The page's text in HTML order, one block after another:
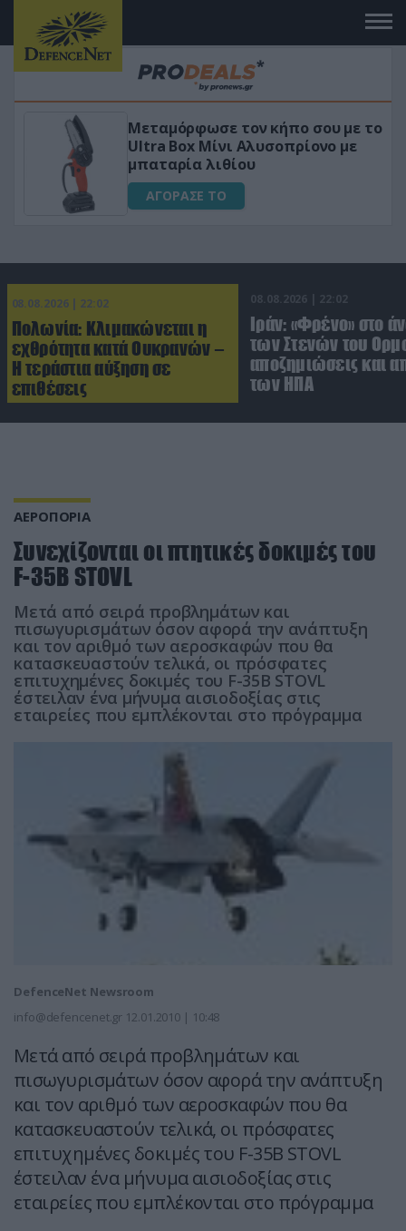
Μεταμόρφωσε τον κήπο σου με το
Ultra Box Μίνι Αλυσοπρίονο με
μπαταρία λιθίου
ΑΓΟΡΑΣΕ ΤΟ
08.08.2026 | 22:02
Πολωνία: Κλιμακώνεται η
εχθρότητα κατά Ουκρανών –
Η τεράστια αύξηση σε
επιθέσεις
08.08.2026 | 22:02
Ιράν: «Φρένο» στο
των Στενών του
αποζημιώσεις και
των ΗΠΑ
ΑΕΡΟΠΟΡΙΑ
Συνεχίζονται οι πτητικές δοκιμές του
F-35Β STOVL
Μετά από σειρά προβλημάτων και
πισωγυρισμάτων όσον αφορά την ανάπτυξη
και τον αριθμό των αεροσκαφών που θα
κατασκευαστούν τελικά, οι πρόσφατες
επιτυχημένες δοκιμές του F-35Β STOVL
έστειλαν ένα μήνυμα αισιοδοξίας στις
εταιρείες που εμπλέκονται στο πρόγραμμα
DefenceNet Newsroom
info@defencenet.gr 12.01.2010 | 10:48
Μετά από σειρά προβλημάτων και
πισωγυρισμάτων όσον αφορά την ανάπτυξη
και τον αριθμό των αεροσκαφών που θα
κατασκευαστούν τελικά, οι πρόσφατες
επιτυχημένες δοκιμές του F-35Β STOVL
έστειλαν ένα μήνυμα αισιοδοξίας στις
εταιρείες που εμπλέκονται στο πρόγραμμα